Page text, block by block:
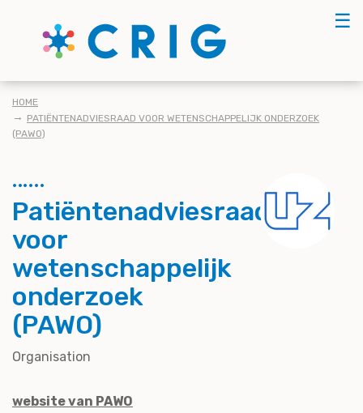
☰
KRUIMELPAD
HOME
PATIËNTENADVIESRAAD VOOR WETENSCHAPPELIJK ONDERZOEK
(PAWO)
Patiëntenadviesraad
voor
wetenschappelijk
onderzoek
(PAWO)
Organisation
website van PAWO